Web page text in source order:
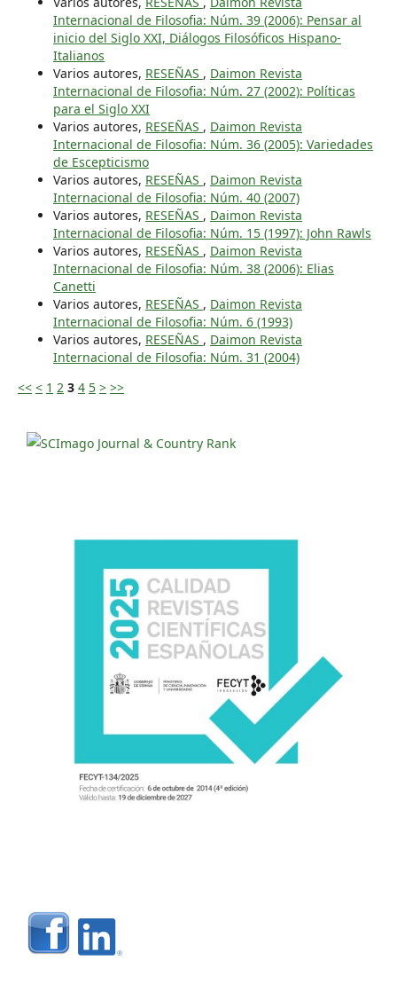
Internacional de Filosofia: Núm. 39 (2006): Pensar al
inicio del Siglo XXI, Diálogos Filosóficos Hispano-
Italianos
Varios autores, RESEÑAS , Daimon Revista
Internacional de Filosofia: Núm. 27 (2002): Políticas
para el Siglo XXI
Varios autores, RESEÑAS , Daimon Revista
Internacional de Filosofia: Núm. 36 (2005): Variedades
de Escepticismo
Varios autores, RESEÑAS , Daimon Revista
Internacional de Filosofia: Núm. 40 (2007)
Varios autores, RESEÑAS , Daimon Revista
Internacional de Filosofia: Núm. 15 (1997): John Rawls
Varios autores, RESEÑAS , Daimon Revista
Internacional de Filosofia: Núm. 38 (2006): Elias
Canetti
Varios autores, RESEÑAS , Daimon Revista
Internacional de Filosofia: Núm. 6 (1993)
Varios autores, RESEÑAS , Daimon Revista
Internacional de Filosofia: Núm. 31 (2004)
<< < 1 2 3 4 5 > >>